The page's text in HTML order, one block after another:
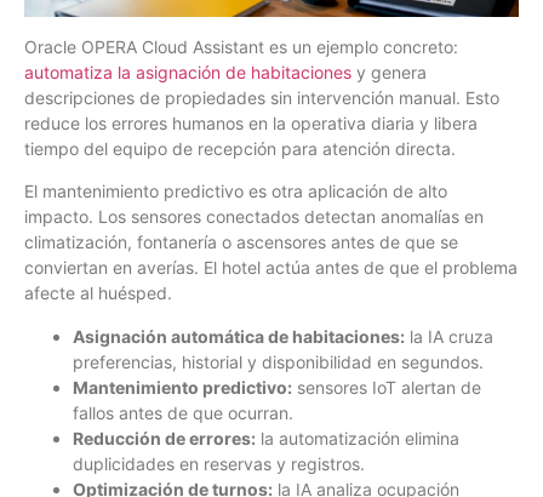
Oracle OPERA Cloud Assistant es un ejemplo concreto:
automatiza la asignación de habitaciones y genera
descripciones de propiedades sin intervención manual. Esto
reduce los errores humanos en la operativa diaria y libera
tiempo del equipo de recepción para atención directa.
El mantenimiento predictivo es otra aplicación de alto
impacto. Los sensores conectados detectan anomalías en
climatización, fontanería o ascensores antes de que se
conviertan en averías. El hotel actúa antes de que el problema
afecte al huésped.
Asignación automática de habitaciones: la IA cruza
preferencias, historial y disponibilidad en segundos.
Mantenimiento predictivo: sensores IoT alertan de
fallos antes de que ocurran.
Reducción de errores: la automatización elimina
duplicidades en reservas y registros.
Optimización de turnos: la IA analiza ocupación